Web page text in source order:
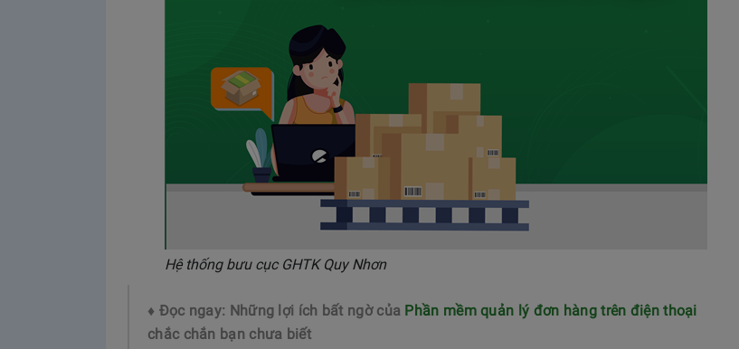
Hệ thống bưu cục GHTK Quy Nhơn
♦ Đọc ngay: Những lợi ích bất ngờ của Phần mềm quản lý đơn hàng trên điện thoại
chắc chắn bạn chưa biết